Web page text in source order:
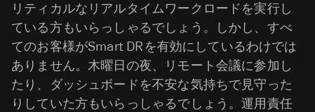
リティカルなリアルタイムワークロードを実行し
ている方もいらっしゃるでしょう。しかし、すべ
てのお客様がSmart DRを有効にしているわけでは
ありません。木曜日の夜、リモート会議に参加し
たり、ダッシュボードを不安な気持ちで見守った
りしていた方もいらっしゃるでしょう。運用責任